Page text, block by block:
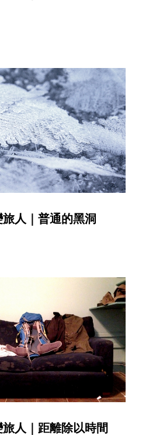
人｜普通的黑洞
人｜距離除以時間